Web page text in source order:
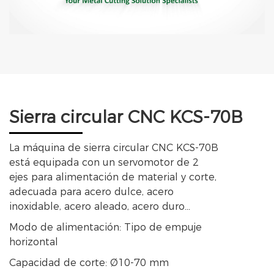
Sierra circular CNC KCS-70B
La máquina de sierra circular CNC KCS-70B
está equipada con un servomotor de 2
ejes para alimentación de material y corte,
adecuada para acero dulce, acero
inoxidable, acero aleado, acero duro...
Modo de alimentación: Tipo de empuje
horizontal
Capacidad de corte: Ø10-70 mm